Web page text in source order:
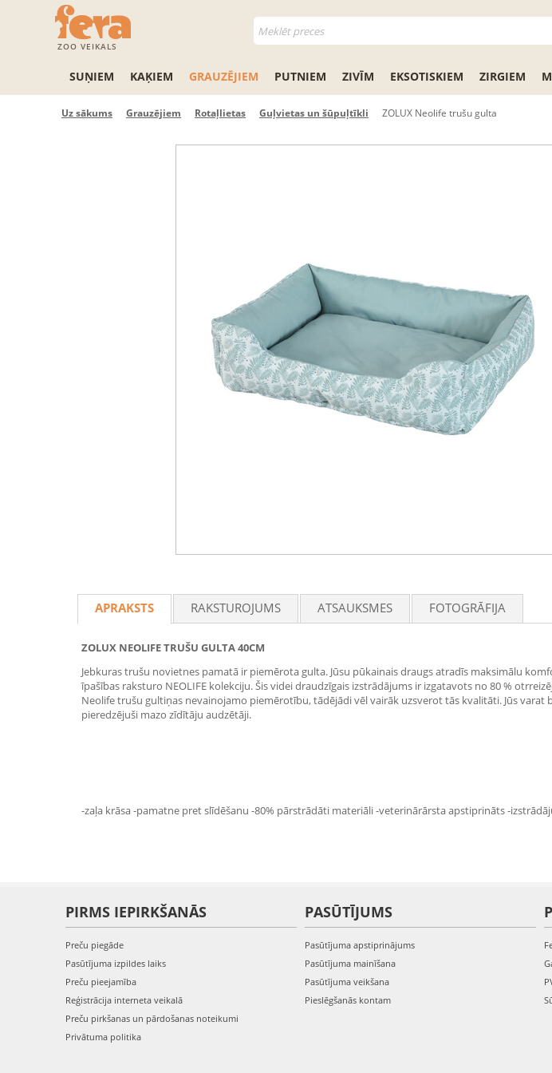
ZOO VEIKALS
SUŅIEM KAĶIEM GRAUZĒJIEM PUTNIEM ZIVĪM EKSOTISKIEM ZIRGIEM
Uz sākums Grauzējiem Rotaļlietas Guļvietas un šūpuļtīkli ZOLUX Neolife trušu gulta
APRAKSTS RAKSTUROJUMS ATSAUKSMES FOTOGRĀFIJA
ZOLUX NEOLIFE TRUŠU GULTA 40CM
Jebkuras trušu novietnes pamatā ir piemērota gulta. Jūsu pūkainais draugs atradīs maksimālu
īpašības raksturo NEOLIFE kolekciju. Šis videi draudzīgais izstrādājums ir izgatavots no 80 %
Neolife trušu gultiņas nevainojamo piemērotību, tādējādi vēl vairāk uzsverot tās kvalitāti. Jūs
pieredzējuši mazo zīdītāju audzētāji.
-zaļa krāsa -pamatne pret slīdēšanu -80% pārstrādāti materiāli -veterinārārsta apstiprināts -
PIRMS IEPIRKŠANĀS
Preču piegāde
Pasūtījuma izpildes laiks
Preču pieejamība
Reģistrācija interneta veikalā
Preču pirkšanas un pārdošanas noteikumi
Privātuma politika
PASŪTĪJUMS
Pasūtījuma apstiprinājums
Pasūtījuma mainīšana
Pasūtījuma veikšana
Pieslēgšanās kontam